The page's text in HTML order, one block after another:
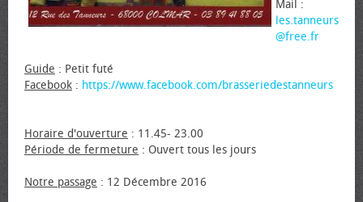
Mail :
les.tanneurs
@free.fr
Guide : Petit futé
Facebook : https://www.facebook.com/brasseriedestanneurs
Horaire d'ouverture : 11.45- 23.00
Période de fermeture : Ouvert tous les jours
Notre passage : 12 Décembre 2016